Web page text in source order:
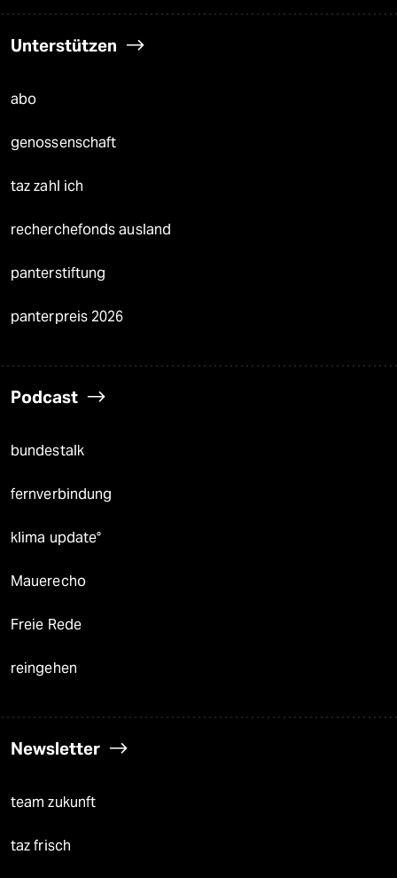
Unterstützen
abo
genossenschaft
taz zahl ich
recherchefonds ausland
panterstiftung
panterpreis 2026
Podcast
bundestalk
fernverbindung
klima update°
Mauerecho
Freie Rede
reingehen
Newsletter
team zukunft
taz frisch